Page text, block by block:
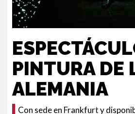
PINTURA DE
ALEMANIA
Con sede en Frankfurt y